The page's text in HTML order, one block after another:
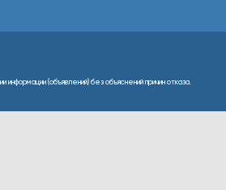
(объявлений) без объяснений причин отказа.